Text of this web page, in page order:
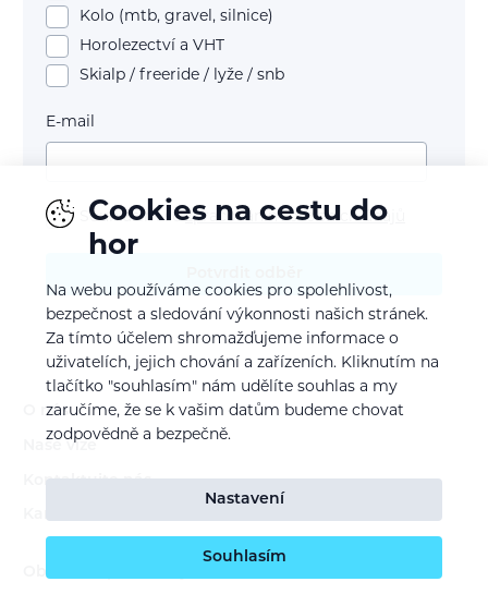
Kolo (mtb, gravel, silnice)
Horolezectví a VHT
Skialp / freeride / lyže / snb
E-mail
Souhlasím sezpracováním osobních údajů
O nás
Naše vize
Kontaktujte nás
Obchodní podmínky
Cookies na cestu do
hor
Na webu používáme cookies pro spolehlivost,
bezpečnost a sledování výkonnosti našich stránek.
Za tímto účelem shromažďujeme informace o
uživatelích, jejich chování a zařízeních. Kliknutím na
tlačítko "souhlasím" nám udělíte souhlas a my
zaručíme, že se k vašim datům budeme chovat
zodpovědně a bezpečně.
Nastavení
Souhlasím